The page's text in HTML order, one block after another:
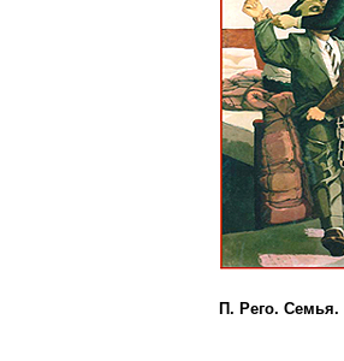
П. Рего. Семья.